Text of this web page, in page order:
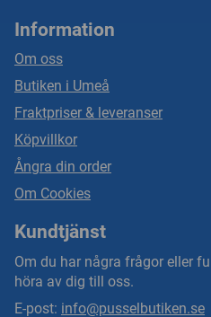
Information
Om oss
Butiken i Umeå
Fraktpriser & leveranser
Köpvillkor
Ångra din order
Om Cookies
Kundtjänst
Om du har några frågor eller
höra av dig till oss.
E-post: info@pusselbutiken.se